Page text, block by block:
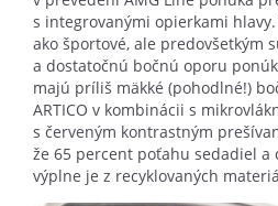
s integrovanými opierkami
ako športové, ale predovšetkým
a dostatočnú bočnú oporu
majú príliš mäkké (pohodlné!)
ARTICO v kombinácii s
s červeným kontrastným
že 65 percent poťahu sedadiel a
výplne je z recyklovaných